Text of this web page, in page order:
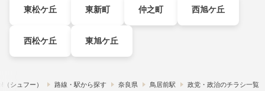
東松ケ丘 東新町 仲之町 西旭ケ丘
西松ケ丘 東旭ケ丘
シュフー） 路線・駅から探す 奈良県 鳥居前駅 政党・政治のチラシ一覧